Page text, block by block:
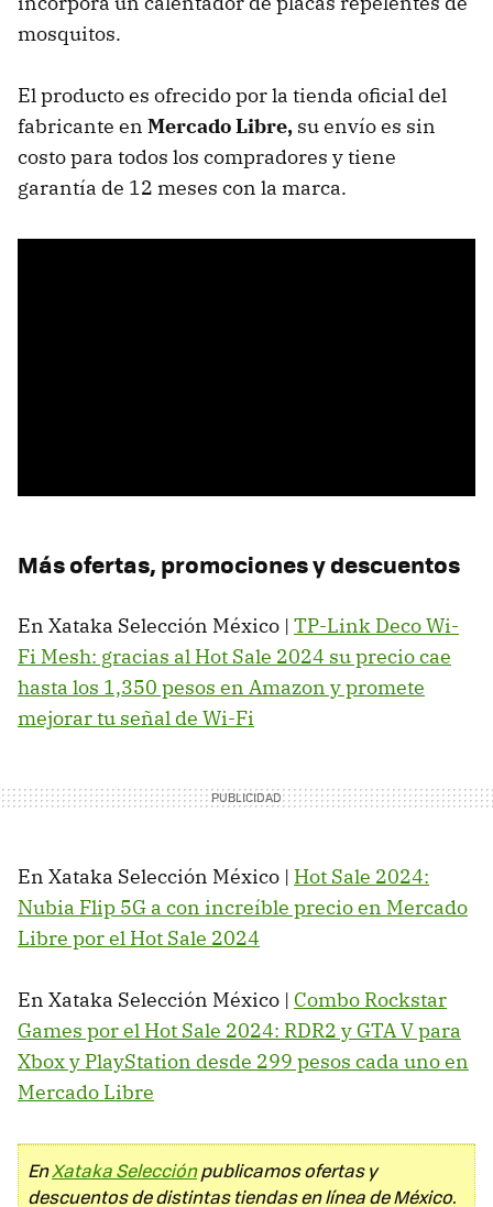
mosquitos.
El producto es ofrecido por la tienda oficial del
fabricante en Mercado Libre, su envío es sin
costo para todos los compradores y tiene
garantía de 12 meses con la marca.
Más ofertas, promociones y descuentos
En Xataka Selección México | TP-Link Deco Wi-
Fi Mesh: gracias al Hot Sale 2024 su precio cae
hasta los 1,350 pesos en Amazon y promete
mejorar tu señal de Wi-Fi
En Xataka Selección México | Hot Sale 2024:
Nubia Flip 5G a con increíble precio en Mercado
Libre por el Hot Sale 2024
En Xataka Selección México | Combo Rockstar
Games por el Hot Sale 2024: RDR2 y GTA V para
Xbox y PlayStation desde 299 pesos cada uno en
Mercado Libre
EnXataka Selecciónpublicamos ofertas y
descuentos de distintas tiendas en línea de México.